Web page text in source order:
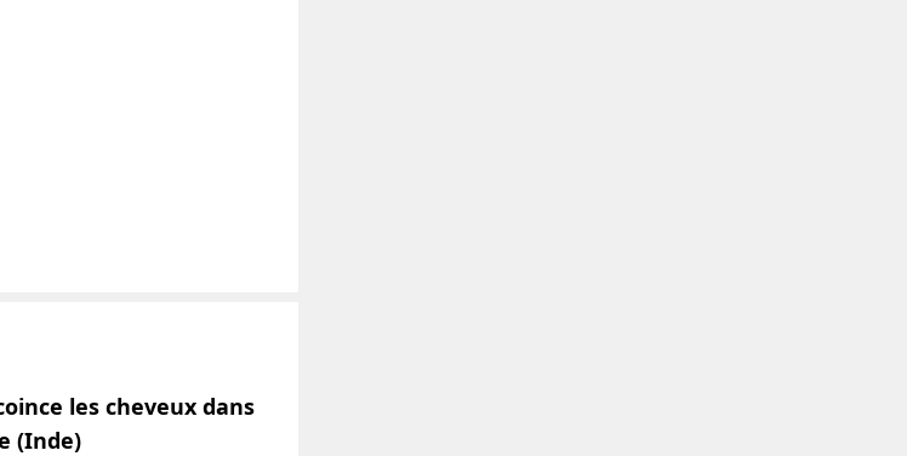
les cheveux dans
(Inde)